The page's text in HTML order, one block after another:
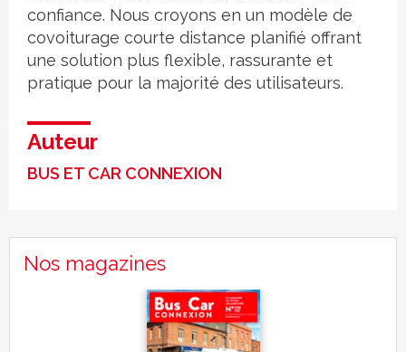
confiance. Nous croyons en un modèle de
covoiturage courte distance planifié offrant
une solution plus flexible, rassurante et
pratique pour la majorité des utilisateurs.
Auteur
BUS ET CAR CONNEXION
Nos magazines